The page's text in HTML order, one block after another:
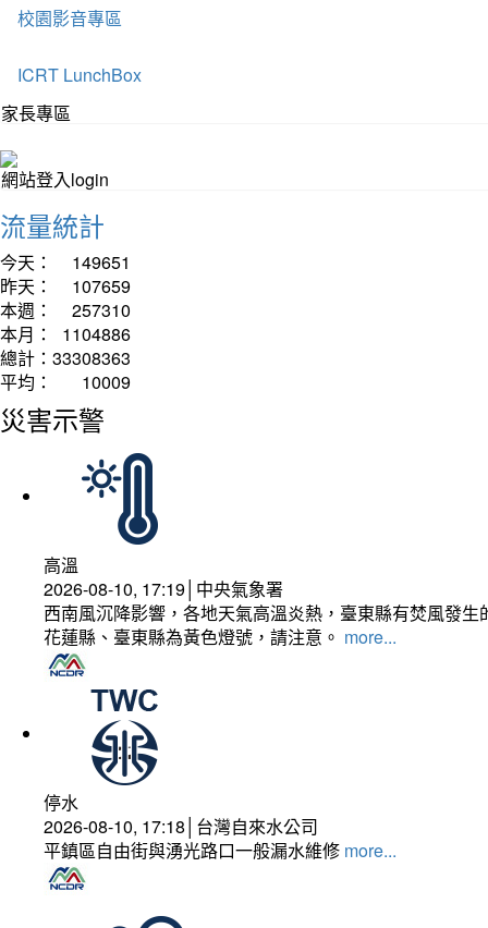
校園影音專區
ICRT LunchBox
家長專區
網站登入login
流量統計
今天：
149651
昨天：
107659
本週：
257310
本月：
1104886
總計： 33308363
平均：
10009
災害示警
高溫
2026-08-10, 17:19│中央氣象署
西南風沉降影響，各地天氣高溫炎熱，臺東縣有焚風發
花蓮縣、臺東縣為黃色燈號，請注意。 more...
停水
2026-08-10, 17:18│台灣自來水公司
平鎮區自由街與湧光路口一般漏水維修 more...